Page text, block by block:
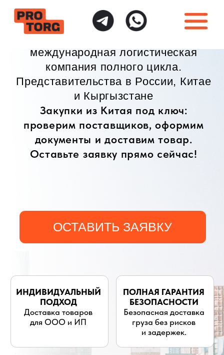
Представительства в России, Китае
и Кыргызстане
Закупки из Китая под ключ:
проверим поставщиков, оформим
документы и доставим товар.
Оставьте заявку прямо сейчас!
ОСТАВИТЬ ЗАЯВКУ
Срок доставки от 3х дней
Стоимость от 0.7 $/кг
Безопасная доставка
груза без рисков
Доставка товаров
для ООО и ИП